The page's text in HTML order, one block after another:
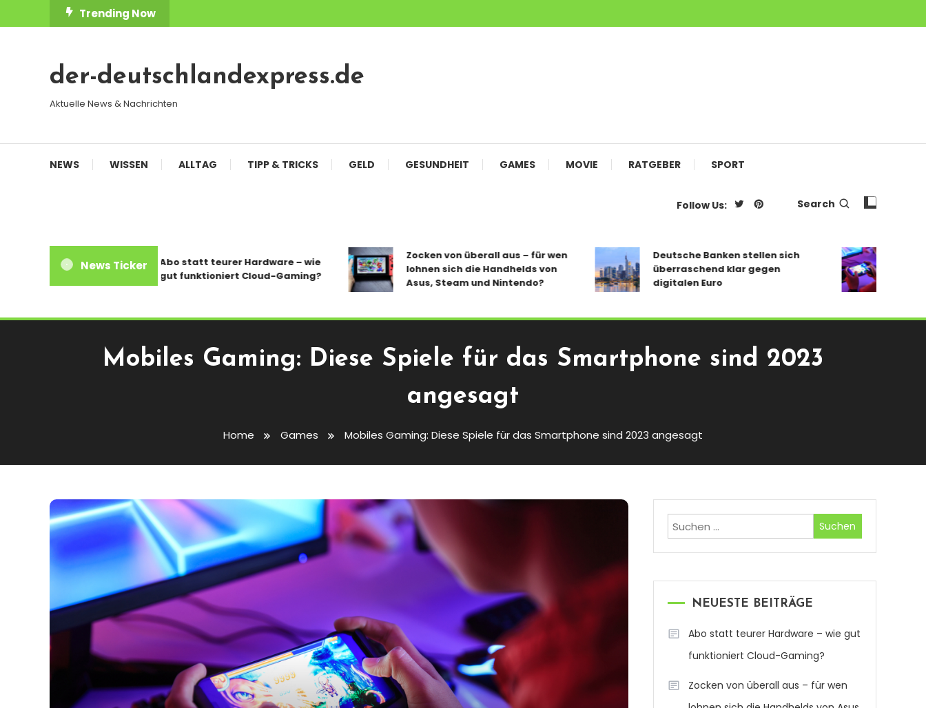
To
Trending Now
der-deutschlandexpress.de
Aktuelle News & Nachrichten
NEWS WISSEN ALLTAG TIPP & TRICKS GELD GESUNDHEIT GAMES MOVIE RATGEBER SPORT
Follow Us: Search
News TickerAbo statt teurer Hardware – wie
gut funktioniert Cloud-Gaming?
Zocken von überall aus – für wen
lohnen sich die Handhelds von
Asus, Steam und Nintendo?
Deutsche Banken stellen sich
überraschend klar gegen
digitalen Euro
Mobiles Gaming: Diese Spiele für das Smartphone sind 2023
angesagt
Home Games Mobiles Gaming: Diese Spiele für das Smartphone sind 2023 angesagt
Suchen
nach:
NEUESTE BEITRÄGE
Abo statt teurer Hardware – wie gut
funktioniert Cloud-Gaming?
Zocken von überall aus – für wen